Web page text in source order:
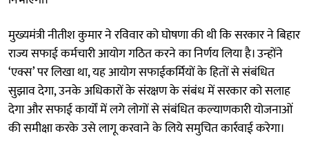
मुख्यमंत्री नीतीश कुमार ने रविवार को घोषणा की थी कि सरकार ने बिहार
राज्य सफाई कर्मचारी आयोग गठित करने का निर्णय लिया है। उन्होंने
‘एक्स’ पर लिखा था, यह आयोग सफाईकर्मियों के हितों से संबंधित
सुझाव देगा, उनके अधिकारों के संरक्षण के संबंध में सरकार को सलाह
देगा और सफाई कार्यों में लगे लोगों से संबंधित कल्याणकारी योजनाओं
की समीक्षा करके उसे लागू करवाने के लिये समुचित कार्रवाई करेगा।